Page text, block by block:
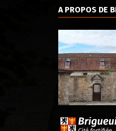
A PROPOS DE